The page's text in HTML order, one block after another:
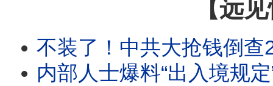
【远
不装了！中共大抢钱倒查25年！赴港买保险征税2成！全民边控已实
内部人士爆料“出入境规定”内幕：原因竟是它？官媒入场，华为发酵；伊